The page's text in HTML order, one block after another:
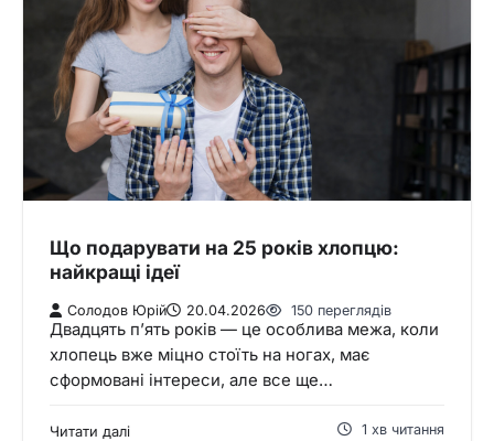
Що подарувати на 25 років хлопцю:
найкращі ідеї
Солодов Юрій 20.04.2026 150 переглядів
Двадцять п’ять років — це особлива межа, коли
хлопець вже міцно стоїть на ногах, має
сформовані інтереси, але все ще…
Читати далі 1 хв читання